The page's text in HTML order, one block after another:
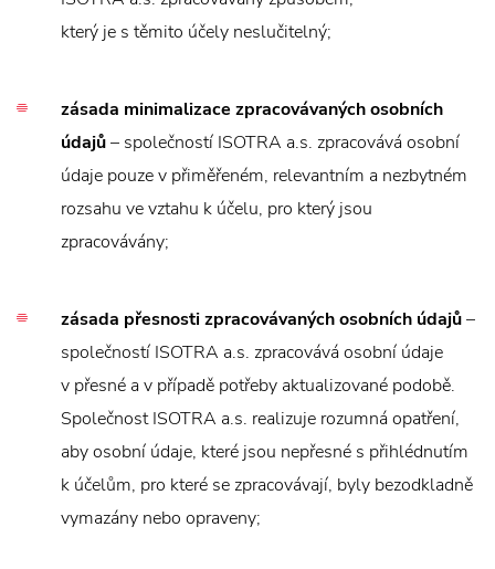
který je s těmito účely neslučitelný;
zásada minimalizace zpracovávaných osobních
údajů– společností ISOTRA a.s. zpracovává osobní
údaje pouze v přiměřeném, relevantním a nezbytném
rozsahu ve vztahu k účelu, pro který jsou
zpracovávány;
zásada přesnosti zpracovávaných osobních údajů–
společností ISOTRA a.s. zpracovává osobní údaje
v přesné a v případě potřeby aktualizované podobě.
Společnost ISOTRA a.s. realizuje rozumná opatření,
aby osobní údaje, které jsou nepřesné s přihlédnutím
k účelům, pro které se zpracovávají, byly bezodkladně
vymazány nebo opraveny;